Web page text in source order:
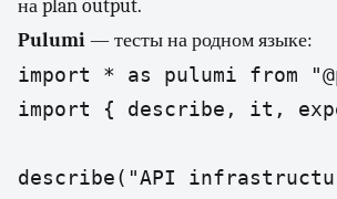
на plan output.
Pulumi— тесты на родном языке:
import * as pulumi from
import { describe, it,
describe("API